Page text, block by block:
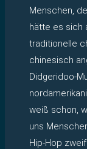
Menschen,
hätte es sich
traditionelle
chinesisch
Didgeridoo-
weiß schon,
uns
Hip-Hop